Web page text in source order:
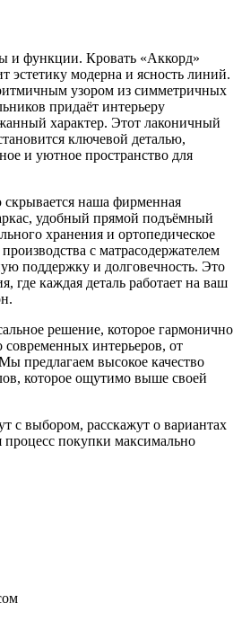
и функции. Кровать «Аккорд»
эстетику модерна и ясность линий.
узором из симметричных
придаёт интерьеру
характер. Этот лаконичный
ключевой деталью,
и уютное пространство для
скрывается наша фирменная
удобный прямой подъёмный
хранения и ортопедическое
с матрасодержателем
поддержку и долговечность. Это
где каждая деталь работает на ваш
решение, которое гармонично
интерьеров, от
предлагаем высокое качество
которое ощутимо выше своей
с выбором, расскажут о вариантах
процесс покупки максимально